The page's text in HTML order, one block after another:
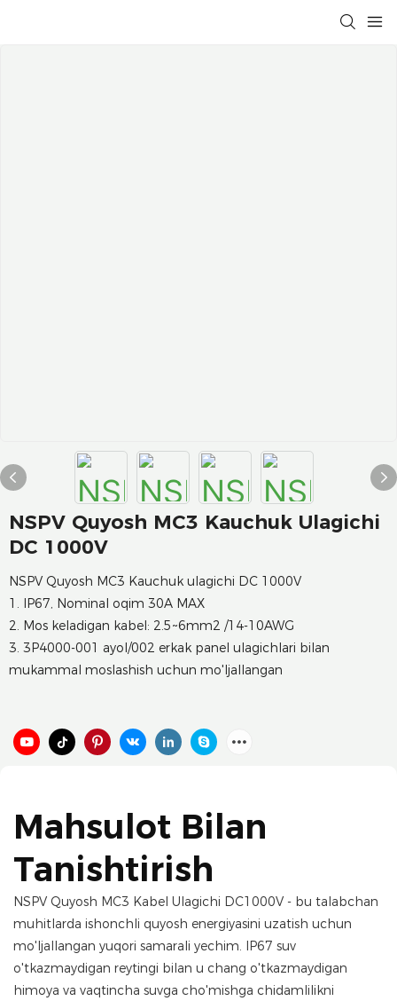
NSPV Quyosh MC3 Kauchuk Ulagichi
DC 1000V
NSPV Quyosh MC3 Kauchuk ulagichi DC 1000V
1. IP67, Nominal oqim 30A MAX
2. Mos keladigan kabel: 2.5~6mm2 /14-10AWG
3. 3P4000-001 ayol/002 erkak panel ulagichlari bilan
mukammal moslashish uchun mo'ljallangan
Mahsulot Bilan
Tanishtirish
NSPV Quyosh MC3 Kabel Ulagichi DC1000V - bu talabchan
muhitlarda ishonchli quyosh energiyasini uzatish uchun
mo'ljallangan yuqori samarali yechim. IP67 suv
o'tkazmaydigan reytingi bilan u chang o'tkazmaydigan
himoya va vaqtincha suvga cho'mishga chidamlilikni